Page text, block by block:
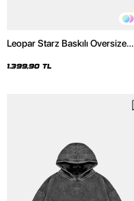
Leopar Starz Baskılı Oversize
Hoodie
1.399,90 TL